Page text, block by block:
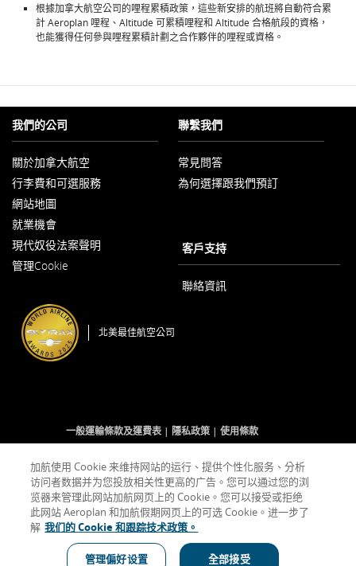
根據加拿大航空公司的哩程累積政策，這些新安排的航班將自動符合累
計 Aeroplan 哩程、Altitude 可累積哩程和 Altitude 合格航段的資格，
也能獲得任何參與哩程累積計劃之合作夥伴的哩程或資格。
我們的公司
關於加拿大航空
新
行李費和可選服務
網站地圖
就業機會
新
視
窗
現代奴役法案聲明
管理Cookie
聯繫我們
常見問答
為何選擇跟我們預訂
客戶支持
聯絡資訊
北美最佳航空公司
一般運輸條款及運費表 隱私政策 使用條款
Facebook
(開
啟
新
視
以
新
視
窗
開
外
部
網
站
可
符
Twitter
(開
啟
新
視
以
新
視
窗
開
外
部
網
站
可
不
YouTube
(開
啟
新
視
以
新
視
窗
開
外
部
網
站
符
RSS
Feeds
(開
啟
以
新
視
窗
外
部
網
站
不
表示外部網站可能不符合無障礙指南和/或未遵守我們的語言義務。
加航使用 Cookie 来维持网站的运行、提供个性化服务、分析
访问者数据并为您投放相关性更高的广告。您可以通过您的浏
览器来管理此网站加航网页上的 Cookie。您可以接受或拒绝
此网站 Aeroplan 和加航假期网页上的可选 Cookie。进一步了
解 我们的 Cookie 和跟踪技术政策。
管理偏好设置 全部接受